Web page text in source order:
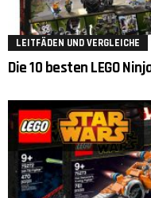
LEITFÄDEN UND VERGLEICHE
Die 10 besten LEGO